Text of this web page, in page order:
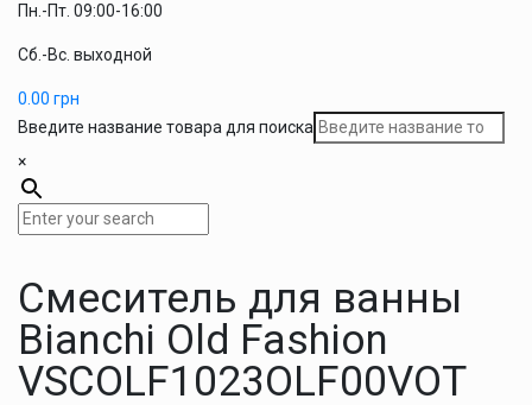
Пн.-Пт. 09:00-16:00
Сб.-Вс. выходной
0.00 грн
Введите название товара для поиска
×
Смеситель для ванны
Bianchi Old Fashion
VSCOLF1023OLF00VOT